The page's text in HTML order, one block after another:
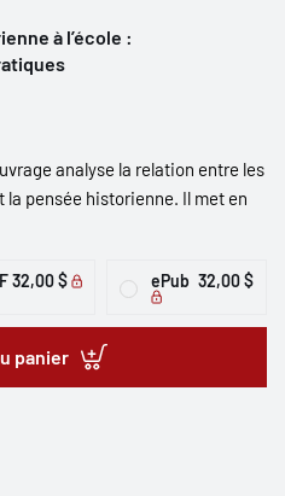
à l’école :
analyse la relation entre les
pensée historienne. Il met en
32,00 $ ePub 32,00 $
panier